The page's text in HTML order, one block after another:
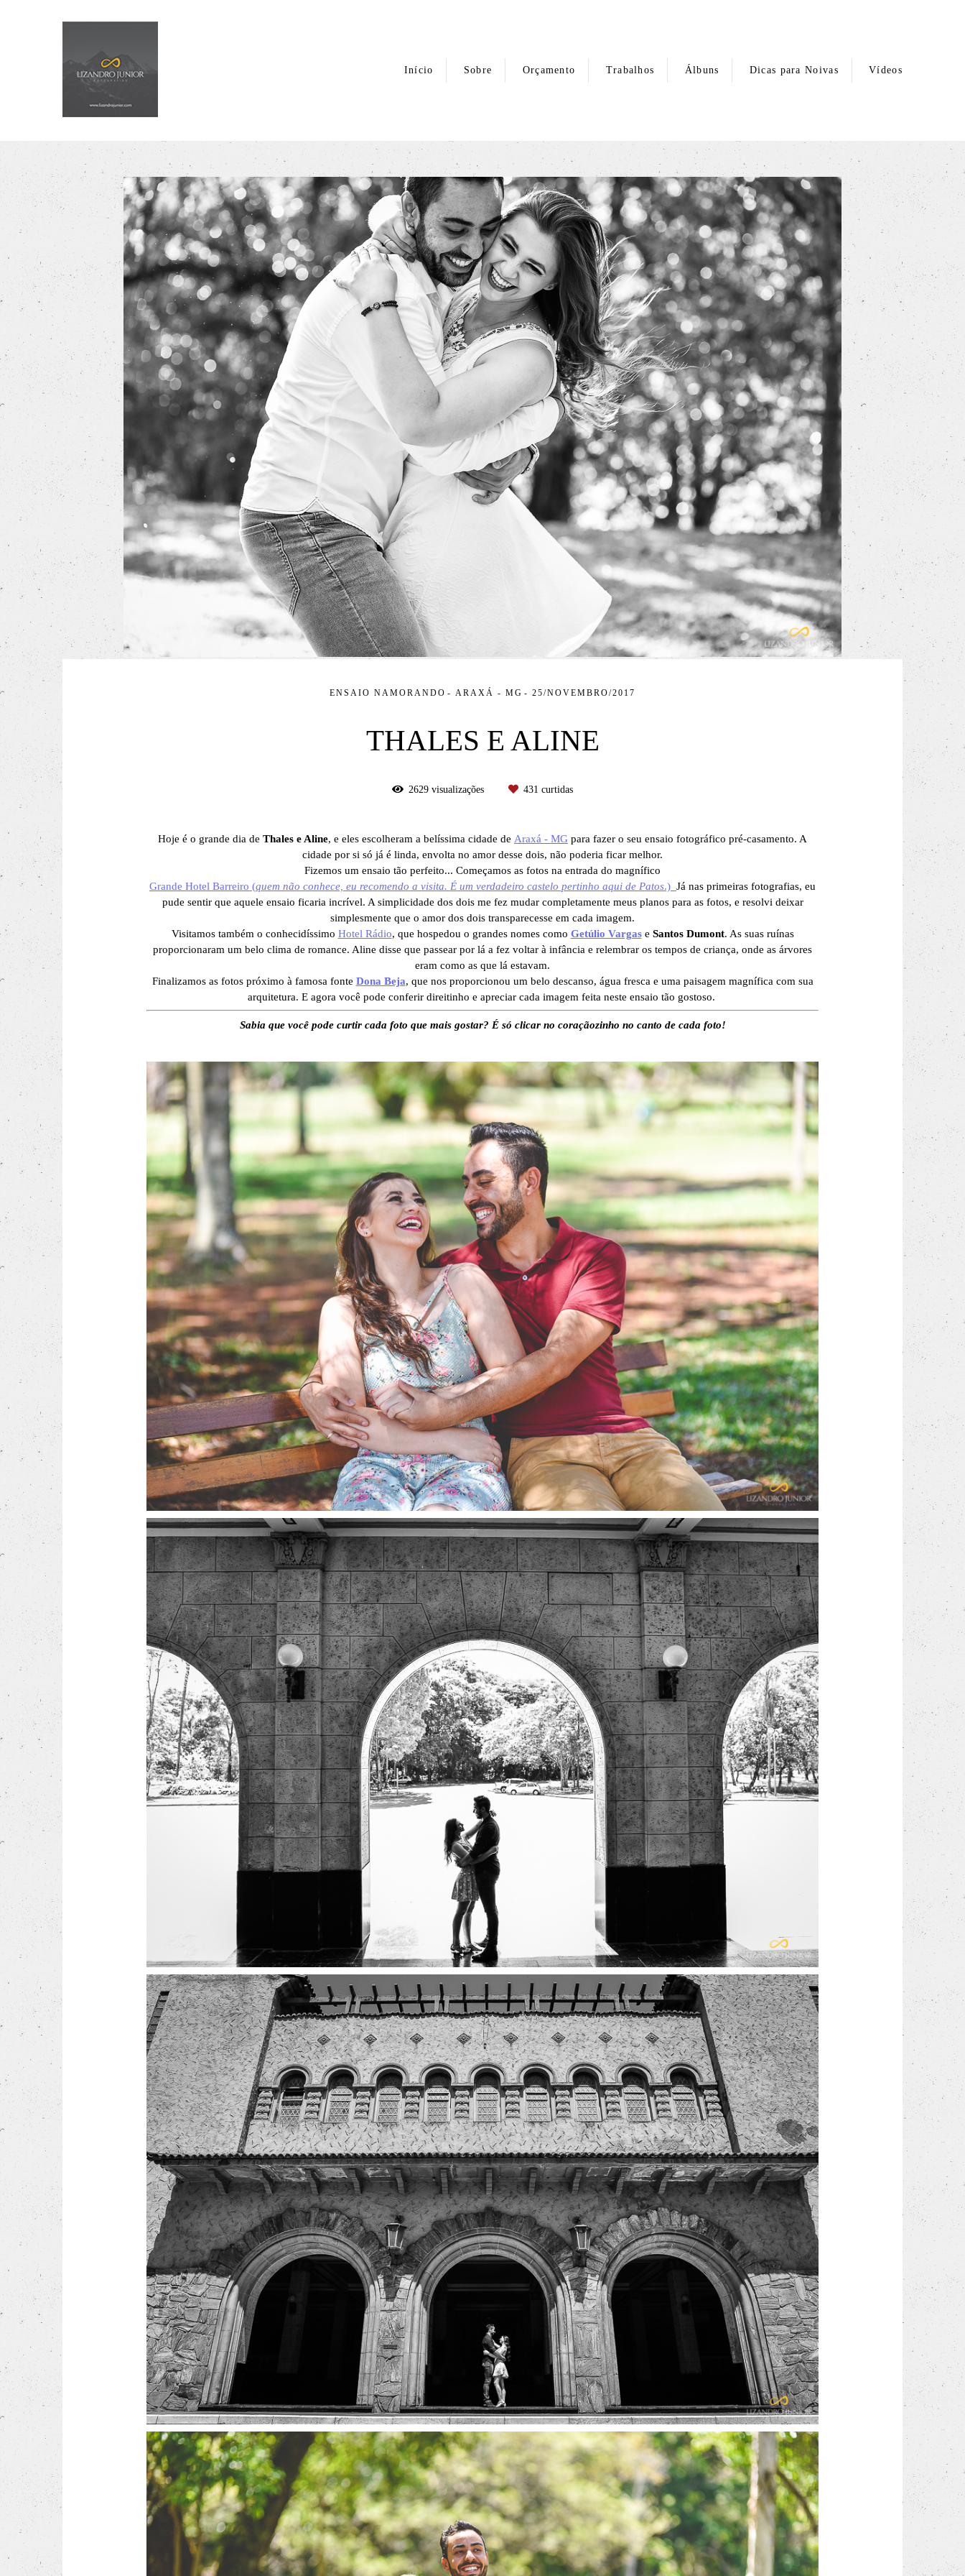
Início Sobre Orçamento Trabalhos Álbuns Dicas para Noivas Vídeos
ENSAIO NAMORANDO ARAXÁ - MG 25/NOVEMBRO/2017
THALES E ALINE
2629 visualizações 431 curtidas
Hoje é o grande dia de Thales e Aline, e eles escolheram a belíssima cidade de Araxá - MG para fazer o seu ensaio fotográfico pré-casamento. A
cidade por si só já é linda, envolta no amor desse dois, não poderia ficar melhor.
Fizemos um ensaio tão perfeito... Começamos as fotos na entrada do magnífico
Grande Hotel Barreiro (quem não conhece, eu recomendo a visita. É um verdadeiro castelo pertinho aqui de Patos.) Já nas primeiras fotografias, eu
pude sentir que aquele ensaio ficaria incrível. A simplicidade dos dois me fez mudar completamente meus planos para as fotos, e resolvi deixar
simplesmente que o amor dos dois transparecesse em cada imagem.
Visitamos também o conhecidíssimo Hotel Rádio, que hospedou o grandes nomes como Getúlio Vargase Santos Dumont. As suas ruínas
proporcionaram um belo clima de romance. Aline disse que passear por lá a fez voltar à infância e relembrar os tempos de criança, onde as árvores
eram como as que lá estavam.
Finalizamos as fotos próximo à famosa fonte Dona Beja, que nos proporcionou um belo descanso, água fresca e uma paisagem magnífica com sua
arquitetura. E agora você pode conferir direitinho e apreciar cada imagem feita neste ensaio tão gostoso.
Sabia que você pode curtir cada foto que mais gostar? É só clicar no coraçãozinho no canto de cada foto!